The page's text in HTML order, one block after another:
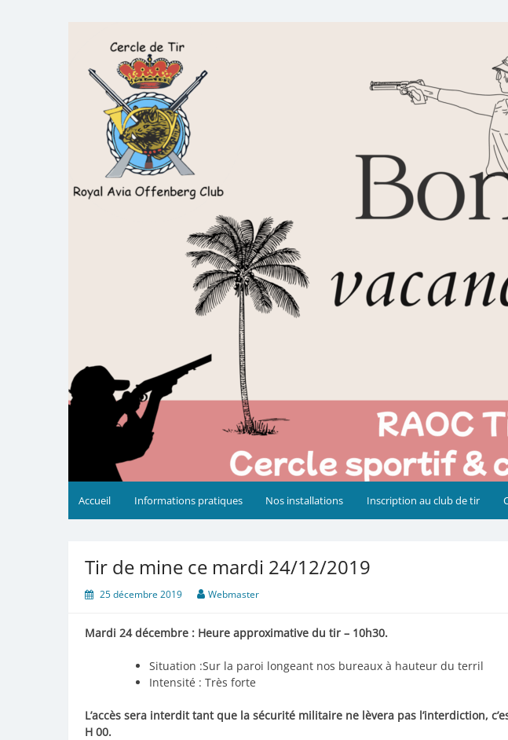
Royal AOC Florennes
Section TIR de l'AVIA
Accueil Informations pratiques Nos installations Inscription au club de tir
Tir de mine ce mardi 24/12/2019
25 décembre 2019 Webmaster
Mardi 24 décembre : Heure approximative du tir – 10h30.
Situation :Sur la paroi longeant nos bureaux à hauteur du terril
Intensité : Très forte
L’accès sera interdit tant que la sécurité militaire ne lèvera pas l’interdiction,
H 00.